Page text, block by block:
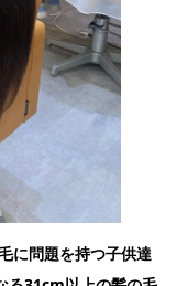
に問題を持つ子供達